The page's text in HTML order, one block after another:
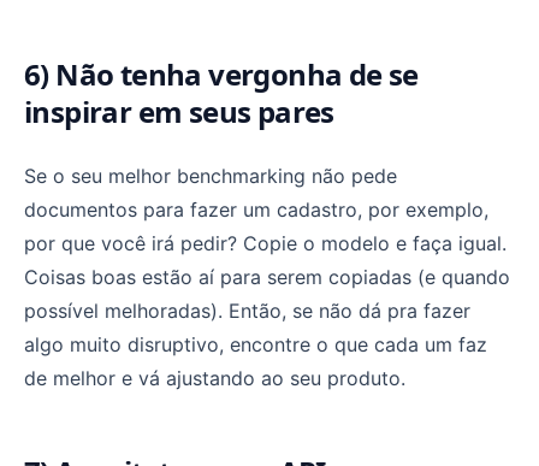
6) Não tenha vergonha de se
inspirar em seus pares
Se o seu melhor benchmarking não pede
documentos para fazer um cadastro, por exemplo,
por que você irá pedir? Copie o modelo e faça igual.
Coisas boas estão aí para serem copiadas (e quando
possível melhoradas). Então, se não dá pra fazer
algo muito disruptivo, encontre o que cada um faz
de melhor e vá ajustando ao seu produto.